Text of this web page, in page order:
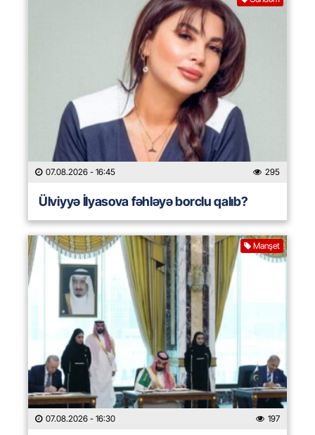
07.08.2026 - 16:45 295
Ülviyyə İlyasova fəhləyə borclu qalıb?
Manşet
07.08.2026 - 16:30 197